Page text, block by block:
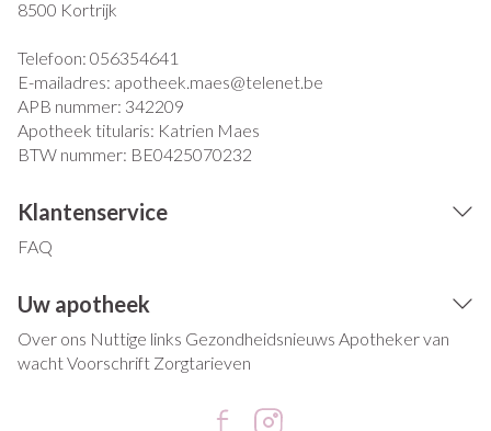
8500 Kortrijk
Telefoon: 056354641
E-mailadres: apotheek.maes@telenet.be
APB nummer: 342209
Apotheek titularis: Katrien Maes
BTW nummer: BE0425070232
Klantenservice
FAQ
Uw apotheek
Over ons Nuttige links Gezondheidsnieuws Apotheker van
wachtVoorschrift Zorgtarieven